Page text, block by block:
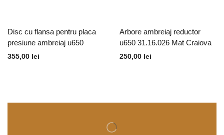
Disc cu flansa pentru placa
presiune ambreiaj u650
355,00 lei
Arbore ambreiaj reductor
u650 31.16.026 Mat Craiova
250,00 lei